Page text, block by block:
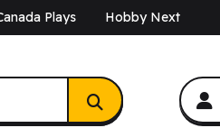
Plays Hobby Next